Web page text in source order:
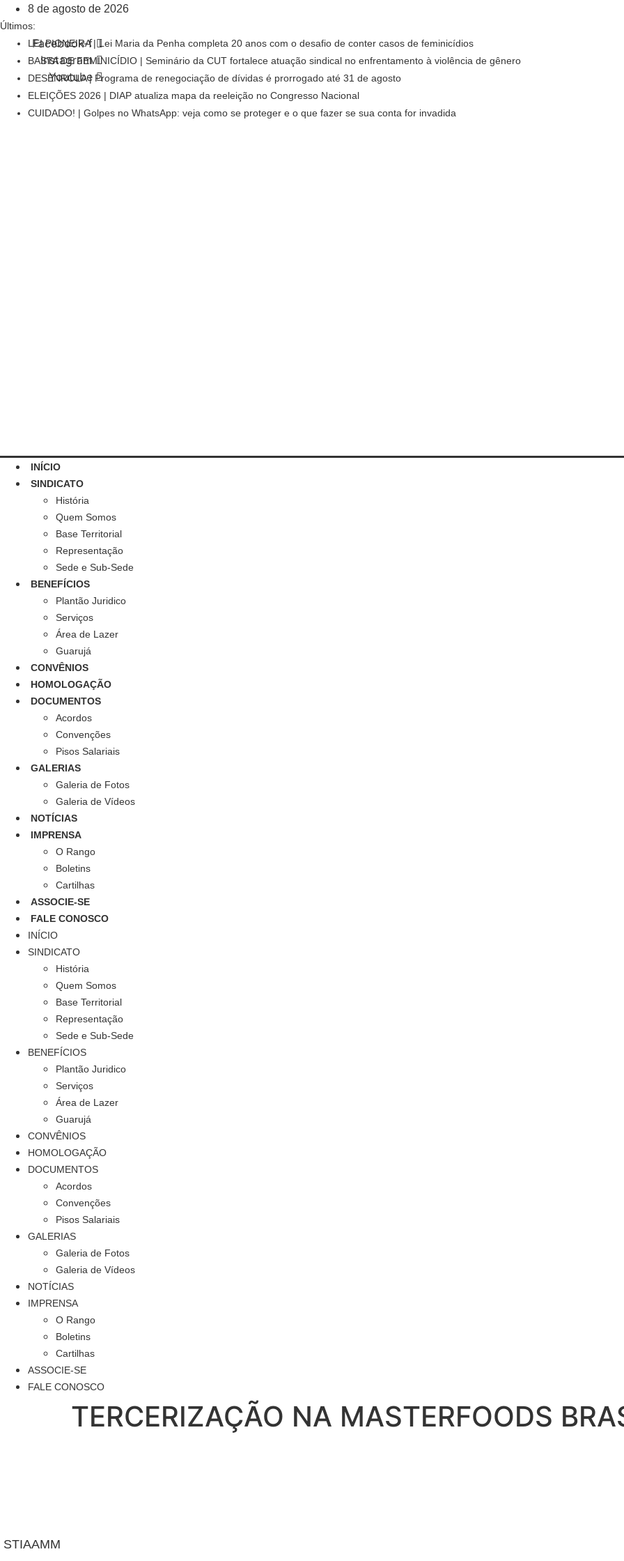
para
conteúdo
8 de agosto de 2026
Últimos:
LEI PIONEIRA | Lei Maria da Penha completa 20 anos com o desafio de conter casos de feminicídios
BASTA DE FEMINICÍDIO | Seminário da CUT fortalece atuação sindical no enfrentamento à violência de gênero
DESENROLA | Programa de renegociação de dívidas é prorrogado até 31 de agosto
ELEIÇÕES 2026 | DIAP atualiza mapa da reeleição no Congresso Nacional
CUIDADO! | Golpes no WhatsApp: veja como se proteger e o que fazer se sua conta for invadida
Facebook-f
Instagram
Youtube
INÍCIO
SINDICATO
História
Quem Somos
Base Territorial
Representação
Sede e Sub-Sede
BENEFÍCIOS
Plantão Juridico
Serviços
Área de Lazer
Guarujá
CONVÊNIOS
HOMOLOGAÇÃO
DOCUMENTOS
Acordos
Convenções
Pisos Salariais
GALERIAS
Galeria de Fotos
Galeria de Vídeos
NOTÍCIAS
IMPRENSA
O Rango
Boletins
Cartilhas
ASSOCIE-SE
FALE CONOSCO
INÍCIO
SINDICATO
História
Quem Somos
Base Territorial
Representação
Sede e Sub-Sede
BENEFÍCIOS
Plantão Juridico
Serviços
Área de Lazer
Guarujá
CONVÊNIOS
HOMOLOGAÇÃO
DOCUMENTOS
Acordos
Convenções
Pisos Salariais
GALERIAS
Galeria de Fotos
Galeria de Vídeos
NOTÍCIAS
IMPRENSA
O Rango
Boletins
Cartilhas
ASSOCIE-SE
FALE CONOSCO
TERCERIZAÇÃO NA MASTERFOODS
STIAAMM